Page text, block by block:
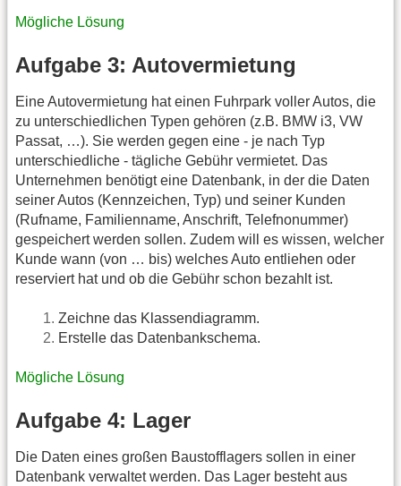
Mögliche Lösung
Aufgabe 3: Autovermietung
Eine Autovermietung hat einen Fuhrpark voller Autos, die
zu unterschiedlichen Typen gehören (z.B. BMW i3, VW
Passat, …). Sie werden gegen eine - je nach Typ
unterschiedliche - tägliche Gebühr vermietet. Das
Unternehmen benötigt eine Datenbank, in der die Daten
seiner Autos (Kennzeichen, Typ) und seiner Kunden
(Rufname, Familienname, Anschrift, Telefnonummer)
gespeichert werden sollen. Zudem will es wissen, welcher
Kunde wann (von … bis) welches Auto entliehen oder
reserviert hat und ob die Gebühr schon bezahlt ist.
Zeichne das Klassendiagramm.
Erstelle das Datenbankschema.
Mögliche Lösung
Aufgabe 4: Lager
Die Daten eines großen Baustofflagers sollen in einer
Datenbank verwaltet werden. Das Lager besteht aus